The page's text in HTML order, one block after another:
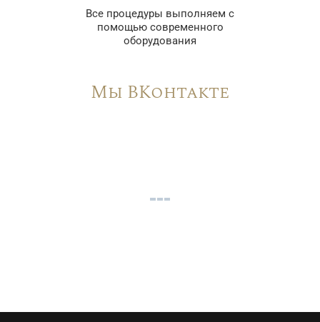
Все процедуры выполняем с
помощью современного
оборудования
Мы ВКонтакте